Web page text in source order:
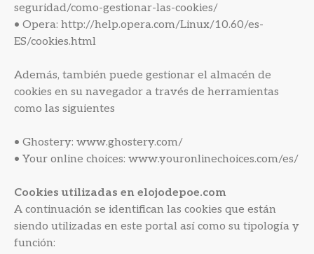
seguridad/como-gestionar-las-cookies/
• Opera: http://help.opera.com/Linux/10.60/es-
ES/cookies.html
Además, también puede gestionar el almacén de
cookies en su navegador a través de herramientas
como las siguientes
• Ghostery: www.ghostery.com/
• Your online choices: www.youronlinechoices.com/es/
Cookies utilizadas en elojodepoe.com
A continuación se identifican las cookies que están
siendo utilizadas en este portal así como su tipología y
función: